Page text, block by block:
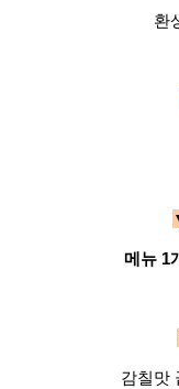
환
메뉴 1
감칠맛